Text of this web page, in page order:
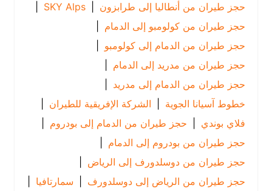
حجز طيران من أنطاليا إلى طرابزون |
SKY Alps
|
حجز طيران من كولومبو إلى الدمام
|
حجز طيران من الدمام إلى كولومبو |
حجز طيران من مدريد إلى الدمام
|
حجز طيران من الدمام إلى مدريد |
خطوط آسيانا الجوية
| الشركة الإفريقية للطيران |
فلاي بوندي | حجز طيران من الدمام إلى بودروم |
حجز طيران من بودروم إلى الدمام
|
حجز طيران من دوسلدورف إلى الرياض
|
حجز طيران من الرياض إلى دوسلدورف | سمارتافيا
|